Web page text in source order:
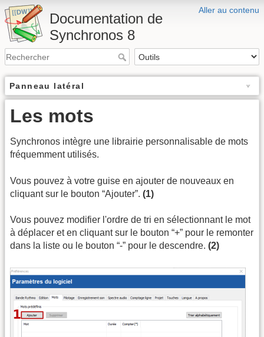
Aller au contenu
Documentation de
Synchronos 8
Panneau latéral
Les mots
Synchronos intègre une librairie personnalisable de mots
fréquemment utilisés.
Vous pouvez à votre guise en ajouter de nouveaux en
cliquant sur le bouton “Ajouter”. (1)
Vous pouvez modifier l'ordre de tri en sélectionnant le mot
à déplacer et en cliquant sur le bouton “+” pour le remonter
dans la liste ou le bouton “-” pour le descendre. (2)